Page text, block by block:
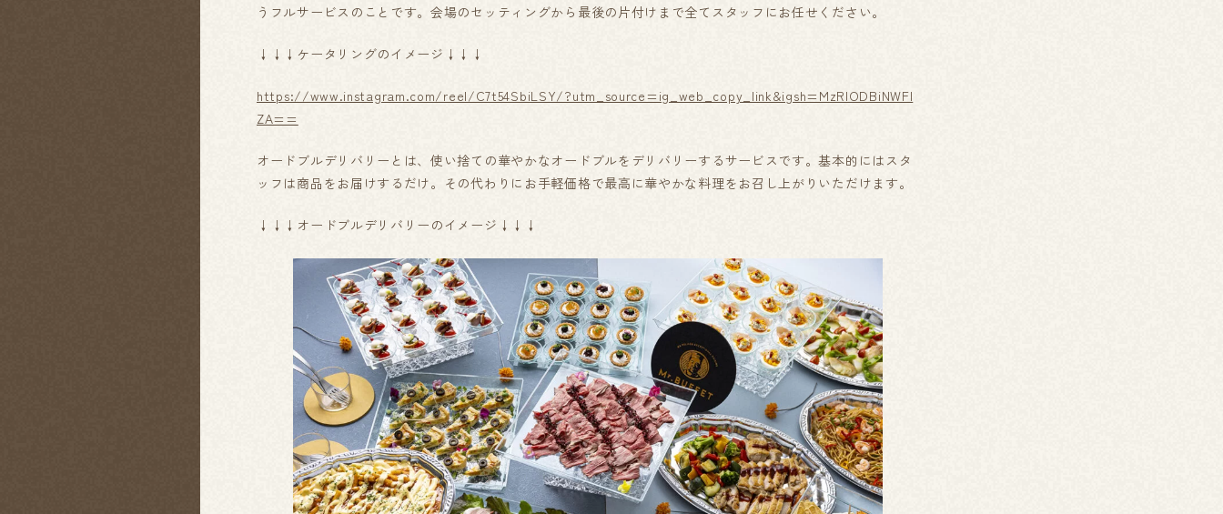
うフルサービスのことです。会場のセッティングから最後の片付けまで全てスタッフにお任せください。
↓↓↓ケータリングのイメージ↓↓↓
https://www.instagram.com/reel/C7t54SbiLSY/?utm_source=ig_web_copy_link&igsh=MzRlODBiNWFl
ZA==
オードブルデリバリーとは、使い捨ての華やかなオードブルをデリバリーするサービスです。基本的にはスタ
ッフは商品をお届けするだけ。その代わりにお手軽価格で最高に華やかな料理をお召し上がりいただけます。
↓↓↓オードブルデリバリーのイメージ↓↓↓